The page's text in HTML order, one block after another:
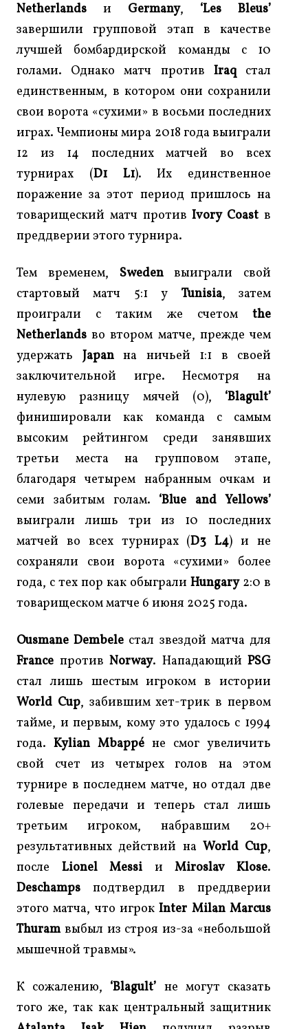
Netherlands и Germany, ‘Les Bleus’
завершили групповой этап в качестве
лучшей бомбардирской команды с 10
голами. Однако матч против Iraqстал
единственным, в котором они сохранили
свои ворота «сухими» в восьми последних
играх. Чемпионы мира 2018 года выиграли
12 из 14 последних матчей во всех
турнирах (D1 L1). Их единственное
поражение за этот период пришлось на
товарищеский матч противIvory Coast в
преддверии этого турнира.
Тем временем, Swedenвыиграли свой
стартовый матч 5:1 у Tunisia, затем
проиграли с таким же счетом the
Netherlands во втором матче, прежде чем
удержать Japanна ничьей 1:1 в своей
заключительной игре. Несмотря на
нулевую разницу мячей (0), ‘Blagult’
финишировали как команда с самым
высоким рейтингом среди занявших
третьи места на групповом этапе,
благодаря четырем набранным очкам и
семи забитым голам. ‘Blue and Yellows’
выиграли лишь три из 10 последних
матчей во всех турнирах (D3 L4) и не
сохраняли свои ворота «сухими» более
года, с тех пор как обыграли Hungary2:0 в
товарищеском матче 6 июня 2025 года.
Ousmane Dembele стал звездой матча для
France против Norway. Нападающий PSG
стал лишь шестым игроком в истории
World Cup, забившим хет-трик в первом
тайме, и первым, кому это удалось с 1994
года. Kylian Mbappé не смог увеличить
свой счет из четырех голов на этом
турнире в последнем матче, но отдал две
голевые передачи и теперь стал лишь
третьим игроком, набравшим 20+
результативных действий на World Cup,
после Lionel Messi иMiroslav Klose.
Deschamps подтвердил в преддверии
этого матча, что игрокInter Milan Marcus
Thuramвыбыл из строя из-за «небольшой
мышечной травмы».
К сожалению, ‘Blagult’ не могут сказать
того же, так как центральный защитник